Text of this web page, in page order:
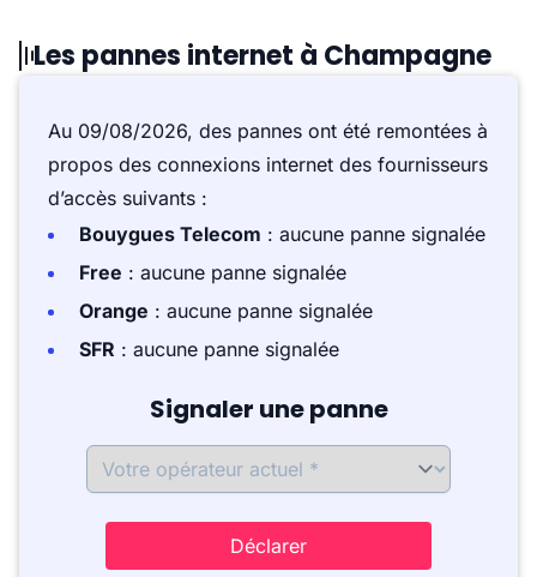
Les pannes internet à Champagne
Au 09/08/2026, des pannes ont été remontées à
propos des connexions internet des fournisseurs
d’accès suivants :
Bouygues Telecom : aucune panne signalée
Free : aucune panne signalée
Orange : aucune panne signalée
SFR : aucune panne signalée
Signaler une panne
Déclarer